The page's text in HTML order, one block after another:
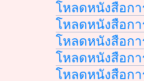
โหลดหนังสือกา
โหลดหนังสือกา
โหลดหนังสือกา
โหลดหนังสือกา
โหลดหนังสือกา